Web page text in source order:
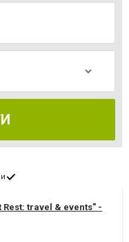
Rest: travel & events" -